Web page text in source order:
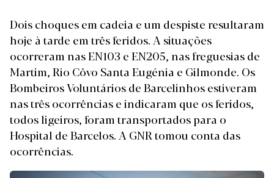
Dois choques em cadeia e um despiste resultaram
hoje à tarde em três feridos. A situações
ocorreram nas EN103 e EN205, nas freguesias de
Martim, Rio Côvo Santa Eugénia e Gilmonde. Os
Bombeiros Voluntários de Barcelinhos estiveram
nas três ocorrências e indicaram que os feridos,
todos ligeiros, foram transportados para o
Hospital de Barcelos. A GNR tomou conta das
ocorrências.